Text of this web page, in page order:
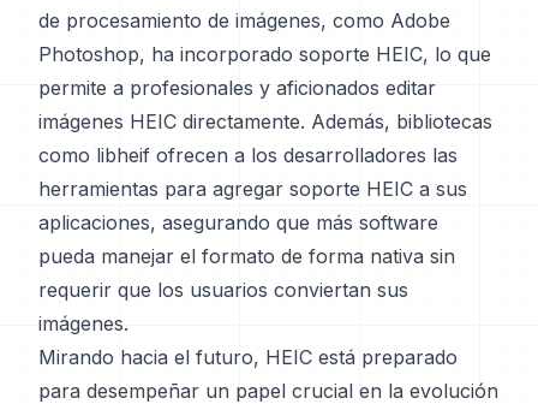
de procesamiento de imágenes, como Adobe
Photoshop, ha incorporado soporte HEIC, lo que
permite a profesionales y aficionados editar
imágenes HEIC directamente. Además, bibliotecas
como libheif ofrecen a los desarrolladores las
herramientas para agregar soporte HEIC a sus
aplicaciones, asegurando que más software
pueda manejar el formato de forma nativa sin
requerir que los usuarios conviertan sus
imágenes.
Mirando hacia el futuro, HEIC está preparado
para desempeñar un papel crucial en la evolución